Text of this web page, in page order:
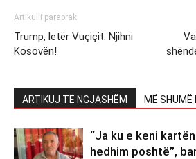
Artikulli paraprak
Trump, letër Vuçiçit: Njihni
Kosovën!
ARTIKUJ TË NGJASHËM MË SHUMË
“Ja ku e keni
hedhim poshtë”,